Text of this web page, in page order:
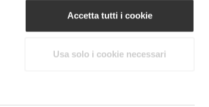
Accetta tutti i cookie
Usa solo i cookie necessari